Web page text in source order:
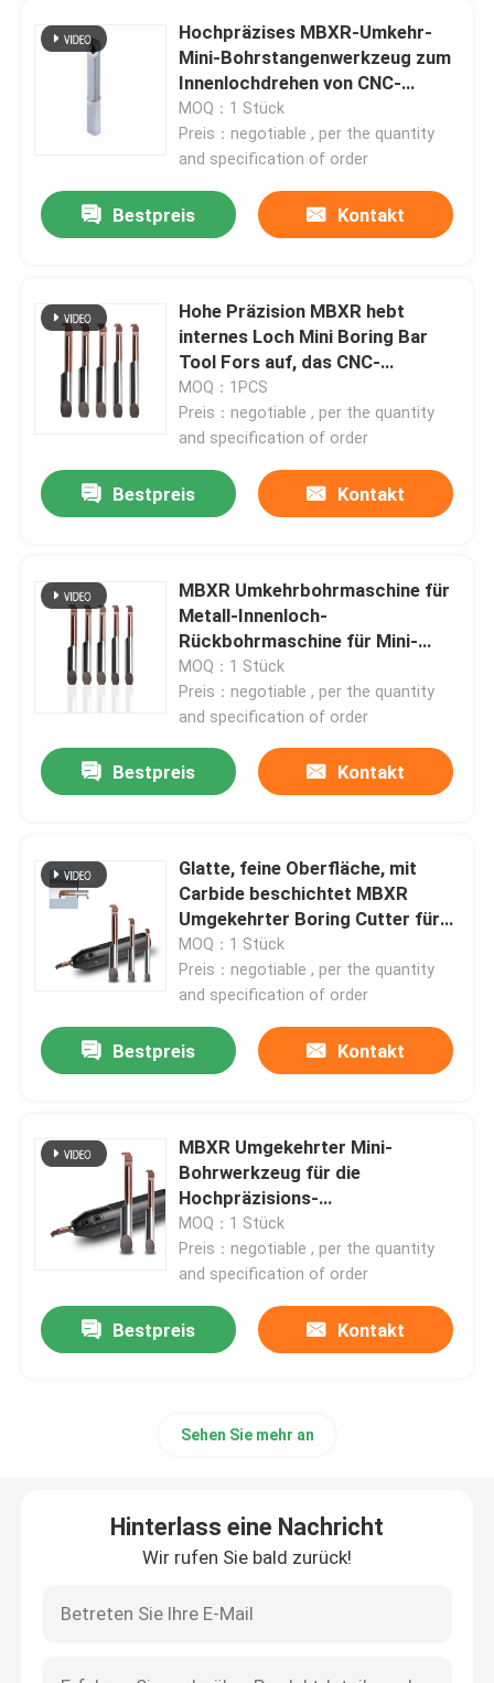
Startseite
Produkte
VR Show
Hochpräzises MBXR-Umkehr-
Mini-Bohrstangenwerkzeug zum
Innenlochdrehen von CNC-
Drehmaschinen
MOQ：1 Stück
Preis：negotiable , per the quantity
and specification of order
Bestpreis Kontakt
Hohe Präzision MBXR hebt
internes Loch Mini Boring Bar
Tool Fors auf, das CNC-
Drehbank dreht
MOQ：1PCS
Preis：negotiable , per the quantity
and specification of order
Bestpreis Kontakt
MBXR Umkehrbohrmaschine für
Metall-Innenloch-
Rückbohrmaschine für Mini-
CNC-Werkzeuge
MOQ：1 Stück
Preis：negotiable , per the quantity
and specification of order
Bestpreis Kontakt
Glatte, feine Oberfläche, mit
Carbide beschichtet MBXR
Umgekehrter Boring Cutter für
Verschleißfestigkeit
MOQ：1 Stück
Preis：negotiable , per the quantity
and specification of order
Bestpreis Kontakt
MBXR Umgekehrter Mini-
Bohrwerkzeug für die
Hochpräzisions-
Innenlochdrehung an der CNC-
Drehmaschine
MOQ：1 Stück
Preis：negotiable , per the quantity
and specification of order
Bestpreis Kontakt
Sehen Sie mehr an
Hinterlass eine Nachricht
Wir rufen Sie bald zurück!